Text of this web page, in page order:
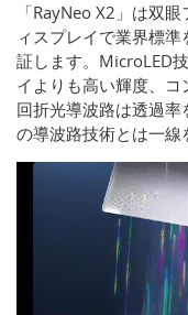
「RayNeo X2」は双
ィスプレイで業界標
証します。MicroLED
イよりも高い輝度、コ
回折光導波路は透過
の導波路技術とは一線